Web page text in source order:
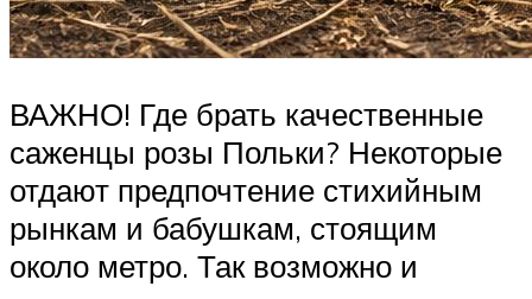
ВАЖНО! Где брать качественные
саженцы розы Польки? Некоторые
отдают предпочтение стихийным
рынкам и бабушкам, стоящим
около метро. Так возможно и